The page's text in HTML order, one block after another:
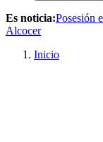
Es noticia:Posesión
Alcocer
Inicio